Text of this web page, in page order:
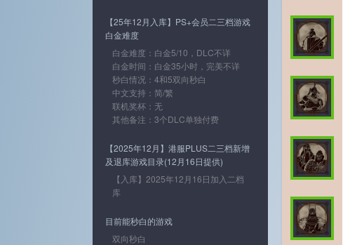
【25年12月入库】PS+会员二三档游戏
白金难度
白金难度：白金5/10，DLC不详
白金时间：白金35小时，完美不详
秒白情况：4和5双向秒白
中文支持：简/繁
联机奖杯：无
其他备注：3个DLC单独付费
【2025年12月】港服PLUS二三档新增
及退库游戏目录(12月16日提供)
【入库】2025年12月16日加入二档
库
目前能秒白的游戏
双向秒白